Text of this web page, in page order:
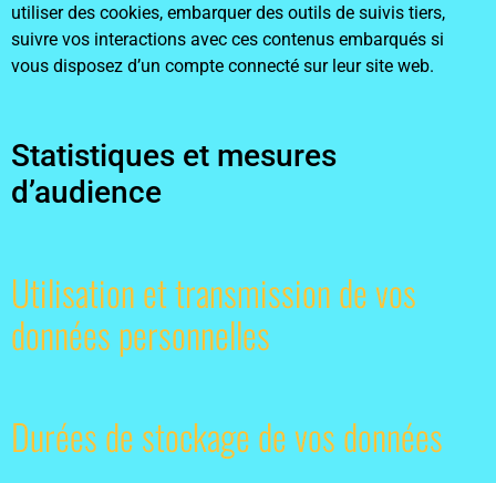
utiliser des cookies, embarquer des outils de suivis tiers,
suivre vos interactions avec ces contenus embarqués si
vous disposez d’un compte connecté sur leur site web.
Statistiques et mesures
d’audience
Utilisation et transmission de vos
données personnelles
Durées de stockage de vos données